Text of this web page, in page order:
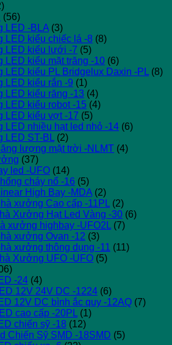
(56)
LED -BLA (3)
LED kiểu chiếc lá -8 (8)
LED kiểu lưới -7 (5)
kiểu mặt trăng -10 (6)
kiểu PL Bridgelux Daxin -PL (8)
LED kiểu rắn -9 (1)
kiểu răng -13 (4)
LED kiểu robot -15 (4)
LED kiểu vợt -17 (5)
nhiều hạt led nhỏ -14 (6)
LED ST-BL (2)
lượng mặt trời -NLMT (4)
(37)
led -UFO (14)
cháy nổ -16 (5)
High Bay -MDA (2)
xưởng Cao cấp -11PL (2)
Xưởng Hạt Led Vàng -30 (6)
xưởng highbay -UFO2L (7)
xưởng Ovan -12 (3)
xưởng thông dụng -11 (11)
Xưởng UFO -UFO (5)
-24 (4)
12V 24V DC -1224 (6)
12V DC bình ắc quy -12AQ (7)
cao cấp -20PL (1)
chiến sỹ -18 (12)
Chiến Sỹ SMD -18SMD (5)